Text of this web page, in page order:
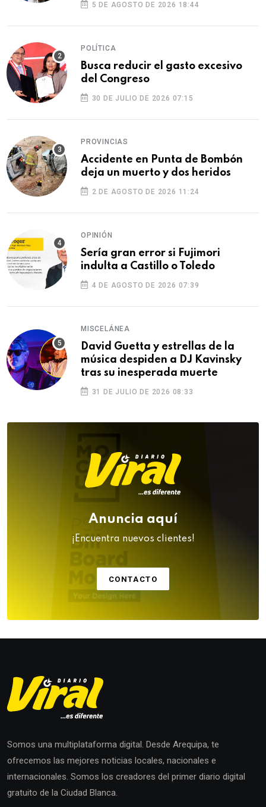
5 DE AGOSTO DE 2026 18:44
POLÍTICA
Busca reducir el gasto excesivo
del Congreso
30 DE JULIO DE 2026 07:15
PROVINCIAS
Accidente en Punta de Bombón
deja un muerto y dos heridos
2 DE AGOSTO DE 2026 11:24
OPINIÓN
Sería gran error si Fujimori
indulta a Castillo o Toledo
4 DE AGOSTO DE 2026 07:39
MISCELÁNEA
David Guetta y estrellas de la
música despiden a DJ Kavinsky
tras su inesperada muerte
31 DE JULIO DE 2026 08:33
Anuncia aquí
¡Encuentra nuevos clientes!
CONTACTO
Somos una multiplataforma digital. Desde Arequipa, te
ofrecemos las mejores noticias locales, nacionales e
internacionales. Somos los creadores del primer diario digital
gratuito de la Ciudad Blanca.